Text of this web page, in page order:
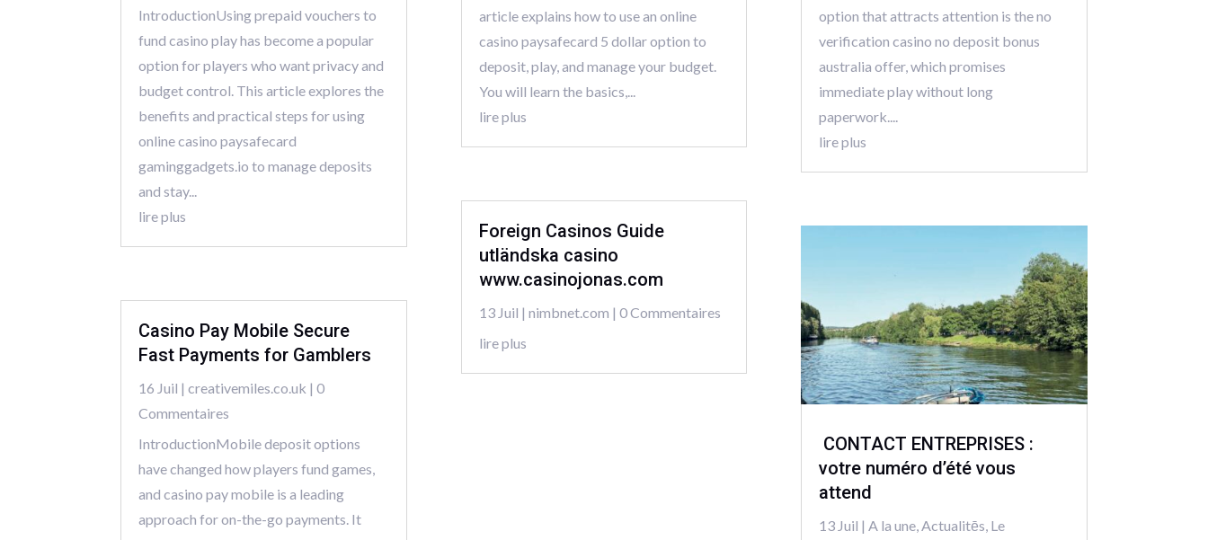
IntroductionUsing prepaid vouchers to
fund casino play has become a popular
option for players who want privacy and
budget control. This article explores the
benefits and practical steps for using
online casino paysafecard
gaminggadgets.io to manage deposits
and stay...
lire plus
Casino Pay Mobile Secure
Fast Payments for Gamblers
16 Juil |creativemiles.co.uk | 0
Commentaires
IntroductionMobile deposit options
have changed how players fund games,
and casino pay mobile is a leading
approach for on-the-go payments. It
article explains how to use an online
casino paysafecard 5 dollar option to
deposit, play, and manage your budget.
You will learn the basics,...
lire plus
Foreign Casinos Guide
utländska casino
www.casinojonas.com
13 Juil | nimbnet.com | 0 Commentaires
lire plus
option that attracts attention is the no
verification casino no deposit bonus
australia offer, which promises
immediate play without long
paperwork....
lire plus
CONTACT ENTREPRISES :
votre numéro d’été vous
attend
13 Juil | A la une,Actualitēs, Le